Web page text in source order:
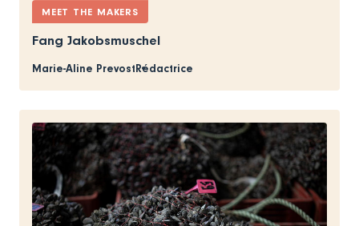
MEET THE MAKERS
Fang Jakobsmuschel
Marie-Aline PrevostRédactrice